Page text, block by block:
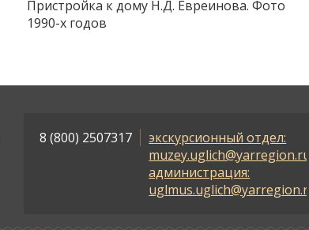
Пристройка к дому Н.Д. Евреинова. Фото
1990-х годов
8 (800) 2507317
экскурсионный отдел:
muzey.uglich@yarregion.ru
администрация:
uglmus.uglich@yarregion.ru